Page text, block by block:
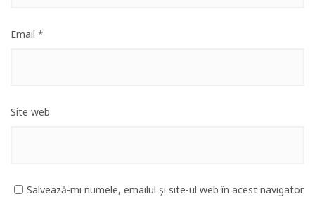
Email *
Site web
Salvează-mi numele, emailul și site-ul web în acest navigator